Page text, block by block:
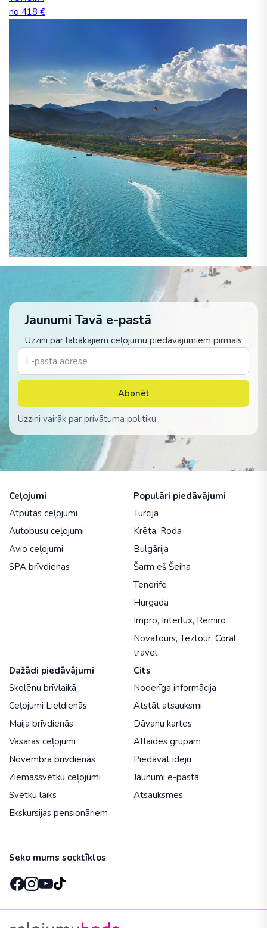
no 418 €
Jaunumi Tavā e-pastā
Uzzini par labākajiem ceļojumu piedāvājumiem pirmais
Abonēt
Uzzini vairāk par privātuma politiku
Ceļojumi
Atpūtas ceļojumi
Autobusu ceļojumi
Avio ceļojumi
SPA brīvdienas
Populāri piedāvājumi
Turcija
Krēta, Roda
Bulgārija
Šarm eš Šeiha
Tenerife
Hurgada
Impro, Interlux, Remiro
Novatours, Teztour, Coral
travel
Dažādi piedāvājumi
Skolēnu brīvlaikā
Ceļojumi Lieldienās
Maija brīvdienās
Vasaras ceļojumi
Novembra brīvdienās
Ziemassvētku ceļojumi
Svētku laiks
Ekskursijas pensionāriem
Cits
Noderīga informācija
Atstāt atsauksmi
Dāvanu kartes
Atlaides grupām
Piedāvāt ideju
Jaunumi e-pastā
Atsauksmes
Seko mums socktīklos